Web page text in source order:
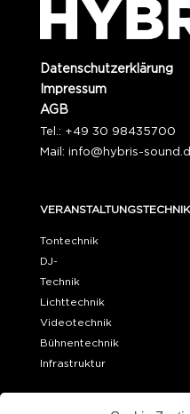
Datenschutzerklärung
Impressum
AGB
Tel.: +49 30 98435700
Mail: info@hybris-
Tontechnik
DJ-
Lichttechnik
Videotechnik
Bühnentechnik
Infrastruktur
OFFICE BERLIN